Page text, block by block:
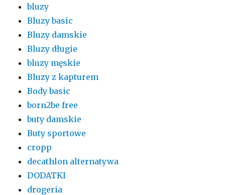
bluzy
Bluzy basic
Bluzy damskie
Bluzy długie
bluzy męskie
Bluzy z kapturem
Body basic
born2be free
buty damskie
Buty sportowe
cropp
decathlon alternatywa
DODATKI
drogeria